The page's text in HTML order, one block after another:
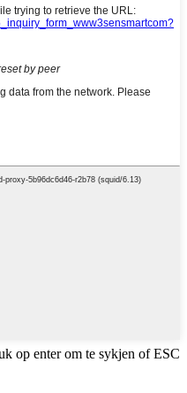
op enter om te sykjen of ESC